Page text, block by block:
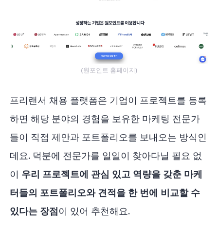
(원포인트 홈페이지)
프리랜서 채용 플랫폼은 기업이 프로젝트를 등록
하면 해당 분야의 경험을 보유한 마케팅 전문가
들이 직접 제안과 포트폴리오를 보내오는 방식인
데요. 덕분에 전문가를 일일이 찾아다닐 필요 없
이 우리 프로젝트에 관심 있고 역량을 갖춘 마케
터들의 포트폴리오와 견적을 한 번에 비교할 수
있다는 장점이 있어 추천해요.